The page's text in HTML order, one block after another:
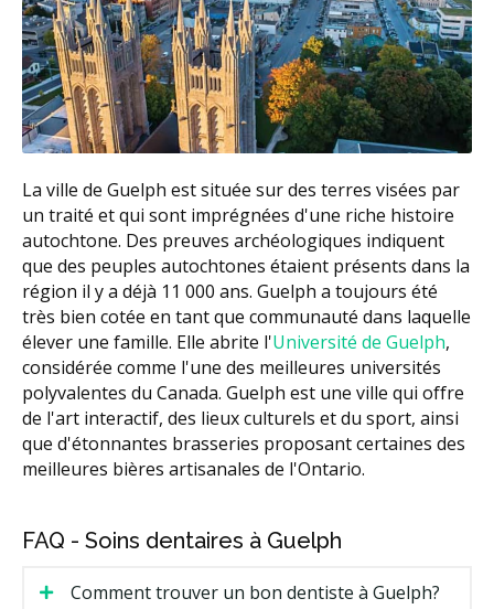
La ville de Guelph est située sur des terres visées par
un traité et qui sont imprégnées d'une riche histoire
autochtone. Des preuves archéologiques indiquent
que des peuples autochtones étaient présents dans la
région il y a déjà 11 000 ans. Guelph a toujours été
très bien cotée en tant que communauté dans laquelle
élever une famille. Elle abrite l'Université de Guelph,
considérée comme l'une des meilleures universités
polyvalentes du Canada. Guelph est une ville qui offre
de l'art interactif, des lieux culturels et du sport, ainsi
que d'étonnantes brasseries proposant certaines des
meilleures bières artisanales de l'Ontario.
FAQ - Soins dentaires à Guelph
Comment trouver un bon dentiste à Guelph?